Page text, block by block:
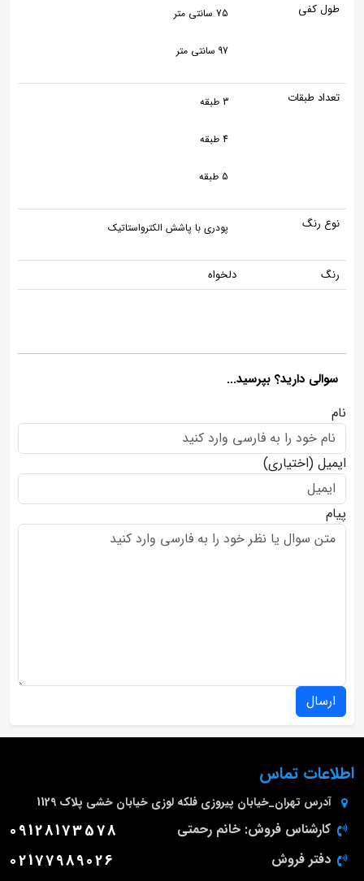
طول کفی 75 سانتی متر
97 سانتی متر
تعداد طبقات 3 طبقه
4 طبقه
5 طبقه
نوع رنگ پودری با پاشش الکترواستاتیک
رنگ دلخواه
سوالی دارید؟ بپرسید...
نام
ایمیل (اختیاری)
پیام
ارسال
اطلاعات تماس
آدرس تهران_خیابان پیروزی فلکه لوزی خیابان خشی پلاک 1129
کارشناس فروش: خانم رحمتی 09128173578
دفتر فروش 02177989026